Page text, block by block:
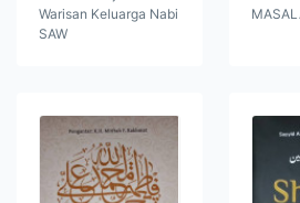
Warisan Keluarga Nabi
SAW